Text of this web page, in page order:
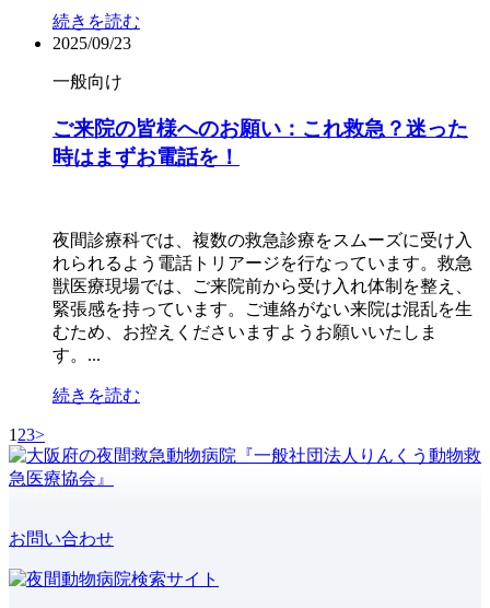
続きを読む
2025/09/23
一般向け
ご来院の皆様へのお願い：これ救急？迷った
時はまずお電話を！
夜間診療科では、複数の救急診療をスムーズに受け入
れられるよう電話トリアージを行なっています。救急
獣医療現場では、ご来院前から受け入れ体制を整え、
緊張感を持っています。ご連絡がない来院は混乱を生
むため、お控えくださいますようお願いいたしま
す。...
続きを読む
1 23>
お問い合わせ